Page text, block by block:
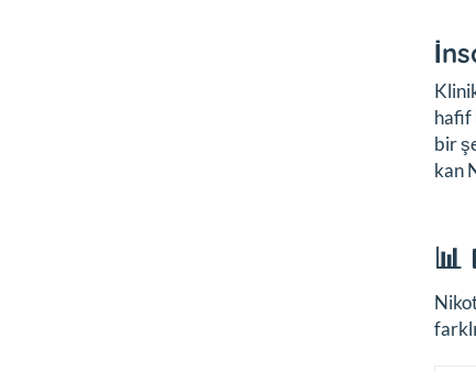
hafif
bir
kan
📊